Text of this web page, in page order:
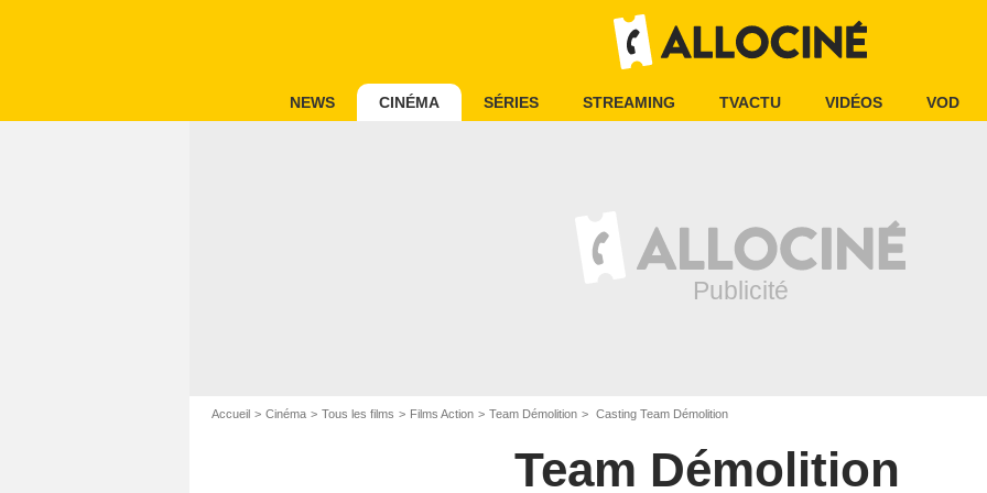
NEWS CINÉMA SÉRIES STREAMING TVACTU VIDÉOS VOD
Accueil Cinéma Tous les films Films Action Team Démolition Casting Team Démolition
Team Démolition